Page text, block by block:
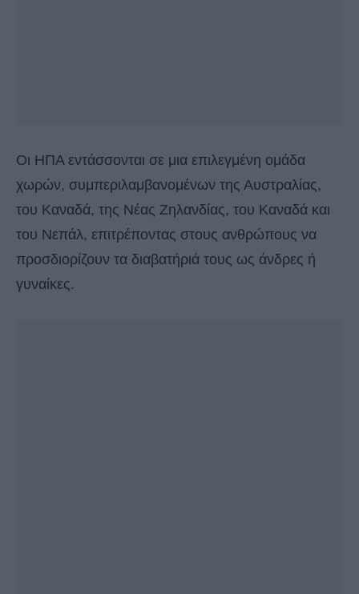
Οι ΗΠΑ εντάσσονται σε μια επιλεγμένη ομάδα
χωρών, συμπεριλαμβανομένων της Αυστραλίας,
του Καναδά, της Νέας Ζηλανδίας, του Καναδά και
του Νεπάλ, επιτρέποντας στους ανθρώπους να
προσδιορίζουν τα διαβατήριά τους ως άνδρες ή
γυναίκες.